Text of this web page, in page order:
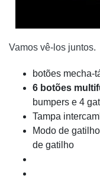
Vamos vê-los juntos.
botões mecha-
6 botões
bumpers e 4
Tampa
Modo de
de gatilho